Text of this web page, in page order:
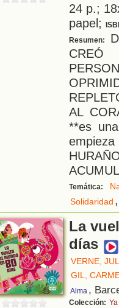
24 p.;
papel;
Resumen:
AL
**es
Temática:
Solidaridad ,
La
días
VERNE,
GIL,
Alma ,
Colección: